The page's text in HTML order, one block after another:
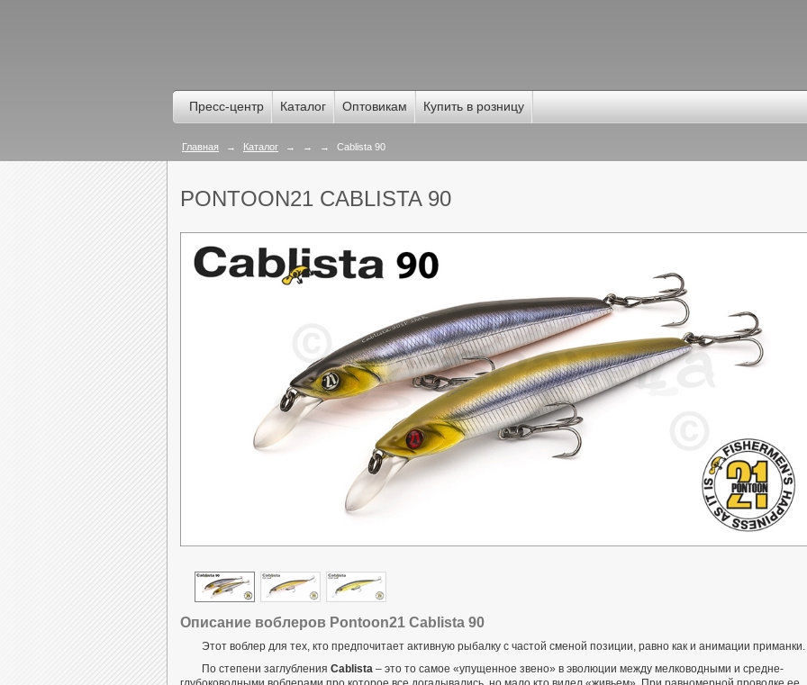
Пресс-центр Каталог Оптовикам Купить в розницу
Главная → Каталог → → → Cablista 90
PONTOON21 CABLISTA 90
Описание воблеров Pontoon21 Cablista 90
Этот воблер для тех, кто предпочитает активную рыбалку с частой сменой позиции, равно как и анимации приманки.
По степени заглубления Cablista – это то самое «упущенное звено» в эволюции между мелководными и средне-